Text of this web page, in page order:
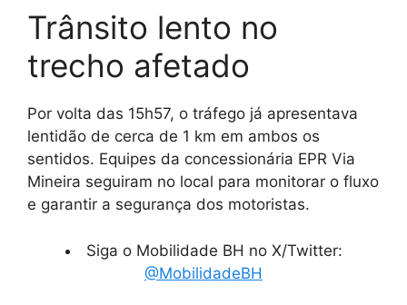
Trânsito lento no
trecho afetado
Por volta das 15h57, o tráfego já apresentava
lentidão de cerca de 1 km em ambos os
sentidos. Equipes da concessionária EPR Via
Mineira seguiram no local para monitorar o fluxo
e garantir a segurança dos motoristas.
Siga o Mobilidade BH no X/Twitter:
@MobilidadeBH